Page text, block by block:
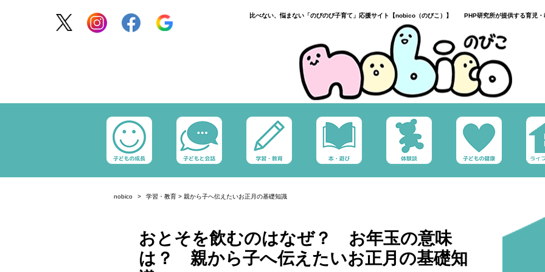
比べない、悩まない「のびのび子育て」応援サイト【nobico（のびこ）】 PHP研究所が提供する育児・
nobico 学習・教育 > 親から子へ伝えたいお正月の基礎知識
おとそを飲むのはなぜ？ お年玉の意味
は？ 親から子へ伝えたいお正月の基礎知